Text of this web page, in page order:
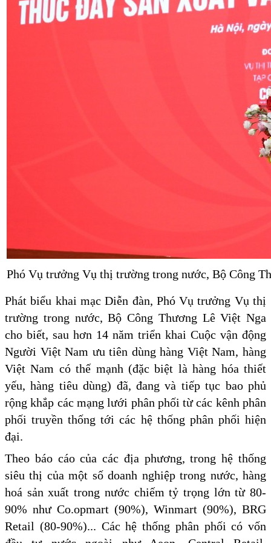
Phó Vụ trưởng Vụ thị trường trong nước, Bộ Công
Phát biểu khai mạc Diễn đàn, Phó Vụ trưởng Vụ thị
trường trong nước, Bộ Công Thương Lê Việt Nga
cho biết, sau hơn 14 năm triển khai Cuộc vận động
Người Việt Nam ưu tiên dùng hàng Việt Nam, hàng
Việt Nam có thế mạnh (đặc biệt là hàng hóa thiết
yếu, hàng tiêu dùng) đã, đang và tiếp tục bao phủ
rộng khắp các mạng lưới phân phối từ các kênh phân
phối truyền thống tới các hệ thống phân phối hiện
đại.
Theo báo cáo của các địa phương, trong hệ thống
siêu thị của một số doanh nghiệp trong nước, hàng
hoá sản xuất trong nước chiếm tỷ trọng lớn từ 80-
90% như Co.opmart (90%), Winmart (90%), BRG
Retail (80-90%)... Các hệ thống phân phối có vốn